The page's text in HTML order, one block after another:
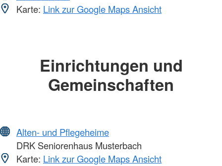
Karte: Link zur Google Maps Ansicht
Einrichtungen und
Gemeinschaften
Alten- und Pflegeheime
DRK Seniorenhaus Musterbach
Karte: Link zur Google Maps Ansicht